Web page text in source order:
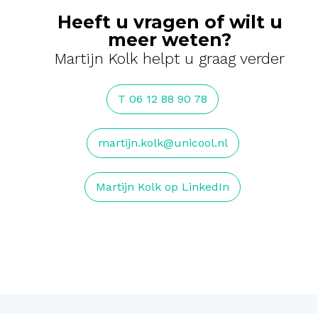
Heeft u vragen of wilt u
meer weten?
Martijn Kolk helpt u graag verder
T 06 12 88 90 78
martijn.kolk@unicool.nl
Martijn Kolk op LinkedIn